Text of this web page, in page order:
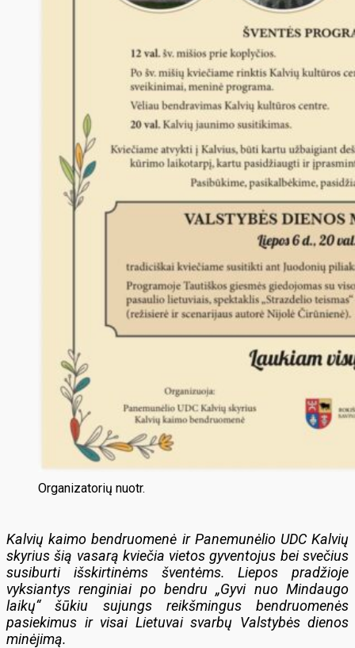
Organizatorių nuotr.
Kalvių kaimo bendruomenė ir Panemunėlio UDC Kalvių
skyrius šią vasarą kviečia vietos gyventojus bei svečius
susiburti išskirtinėms šventėms. Liepos pradžioje
vyksiantys renginiai po bendru „Gyvi nuo Mindaugo
laikų“ šūkiu sujungs reikšmingus bendruomenės
pasiekimus ir visai Lietuvai svarbų Valstybės dienos
minėjimą.